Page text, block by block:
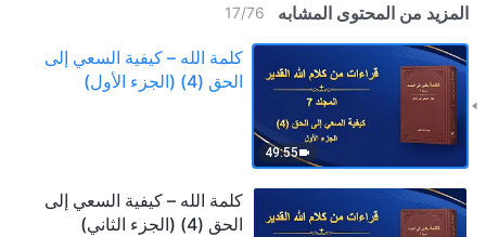
المزيد من المحتوى المشابه 17/76
49:55
كلمة الله – كيفية السعي إلى
الحق (4) (الجزء الأول)
كلمة الله – كيفية السعي إلى
الحق (4) (الجزء الثاني)